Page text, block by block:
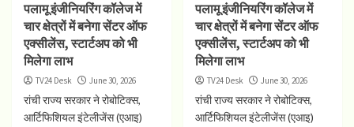
पलामू इंजीनियरिंग कॉलेज में
चार क्षेत्रों में बनेगा सेंटर ऑफ
एक्सीलेंस, स्टार्टअप को भी
मिलेगा लाभ
TV24 Desk June 30, 2026
रांची राज्य सरकार ने रोबोटिक्स,
आर्टिफिशियल इंटेलीजेंस (एआइ)
पलामू इंजीनियरिंग कॉलेज में
चार क्षेत्रों में बनेगा सेंटर ऑफ
एक्सीलेंस, स्टार्टअप को भी
मिलेगा लाभ
TV24 Desk June 30, 2026
रांची राज्य सरकार ने रोबोटिक्स,
आर्टिफिशियल इंटेलीजेंस (एआइ)